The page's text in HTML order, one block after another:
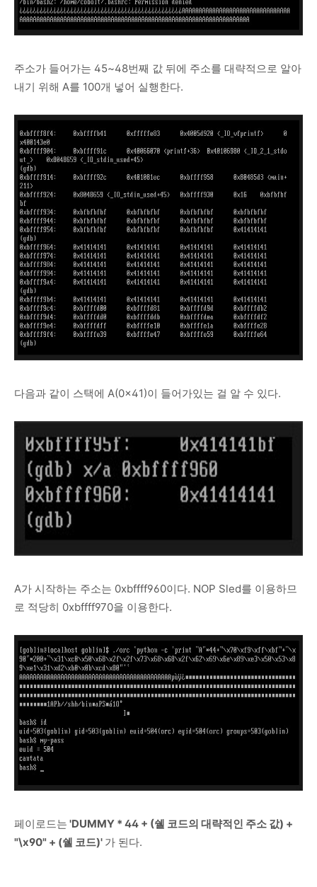
주소가 들어가는 45~48번째 값 뒤에 주소를 대략적으로 알아
내기 위해 A를 100개 넣어 실행한다.
다음과 같이 스택에 A(0x41)이 들어가있는 걸 알 수 있다.
A가 시작하는 주소는 0xbffff960이다. NOP Sled를 이용하므
로 적당히 0xbffff970을 이용한다.
페이로드는 'DUMMY * 44 + (쉘 코드의 대략적인 주소 값) +
"\x90" + (쉘 코드)' 가 된다.